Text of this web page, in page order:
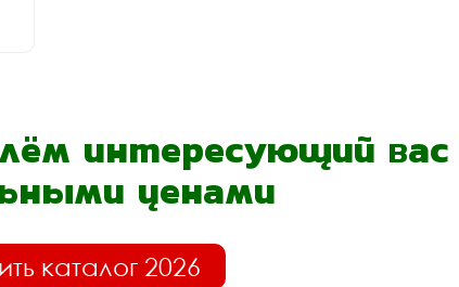
интересующий вас
ценами
каталог 2026